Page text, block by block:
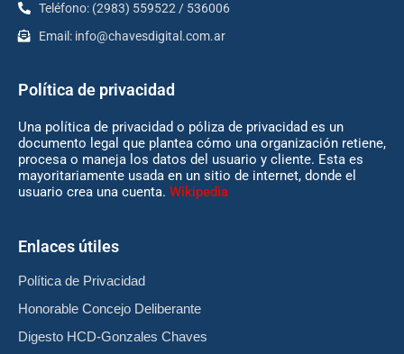
Teléfono: (2983) 559522 / 536006
Email: info@chavesdigital.com.ar
Política de privacidad
Una política de privacidad o póliza de privacidad es un
documento legal que plantea cómo una organización retiene,
procesa o maneja los datos del usuario y cliente. Esta es
mayoritariamente usada en un sitio de internet, donde el
usuario crea una cuenta. Wikipedia
Enlaces útiles
Política de Privacidad
Honorable Concejo Deliberante
Digesto HCD-Gonzales Chaves